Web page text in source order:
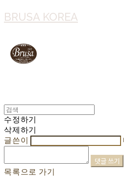
BRUSA KOREA
수정하기
삭제하기
글쓴이
댓글 쓰기
목록으로 가기